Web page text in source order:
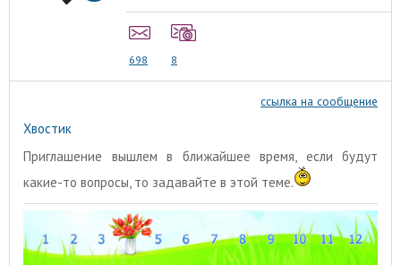
698 8
ссылка на сообщение
Хвостик
Приглашение вышлем в ближайшее время, если будут
какие-то вопросы, то задавайте в этой теме.